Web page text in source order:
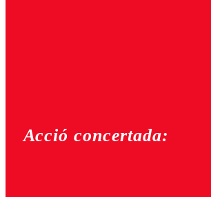
Acció concertada: